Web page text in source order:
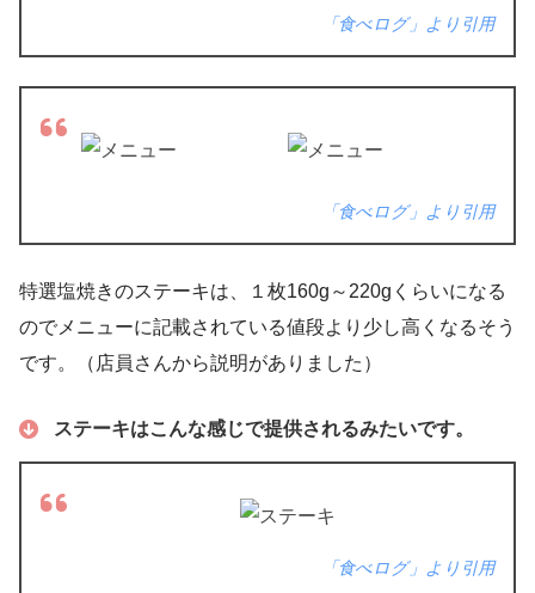
「食べログ」より引用
「食べログ」より引用
特選塩焼きのステーキは、１枚160g～220gくらいになる
のでメニューに記載されている値段より少し高くなるそう
です。（店員さんから説明がありました）
ステーキはこんな感じで提供されるみたいです。
「食べログ」より引用